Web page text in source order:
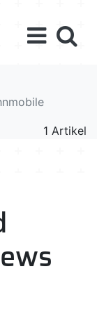
1 Artikel